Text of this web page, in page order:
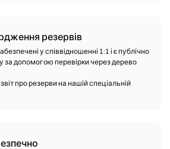
своп. Зверніть увагу,
а ціни можуть відрізнятися від
через глибину ліквідності. Більшість
на ланцюгах, сумісних з EVM,
Chain та Polygon.
резервів
у співвідношенні 1:1 і є публічно
за допомогою перевірки через дерево
про резерви на нашій спеціальній